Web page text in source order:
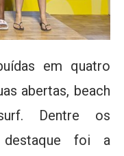
em quatro
abertas, beach
Dentre os
destaque foi a